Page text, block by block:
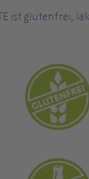
TE ist glutenfrei,